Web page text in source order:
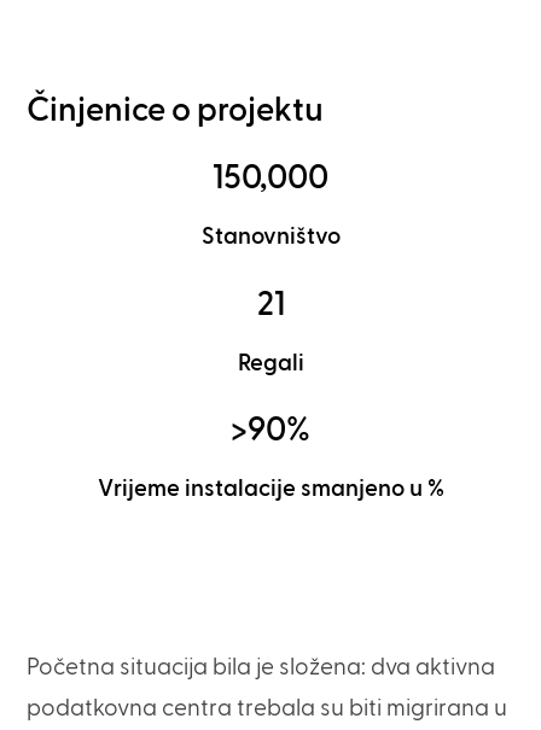
Činjenice o projektu
150,000
Stanovništvo
21
Regali
>90%
Vrijeme instalacije smanjeno u %
Početna situacija bila je složena: dva aktivna
podatkovna centra trebala su biti migrirana u